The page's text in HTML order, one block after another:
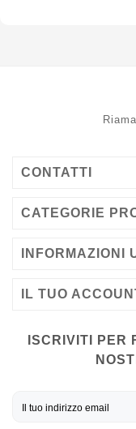
CONTATTI
CATEGORIE
INFORMAZIONI
IL TUO
ISCRIVITI PER